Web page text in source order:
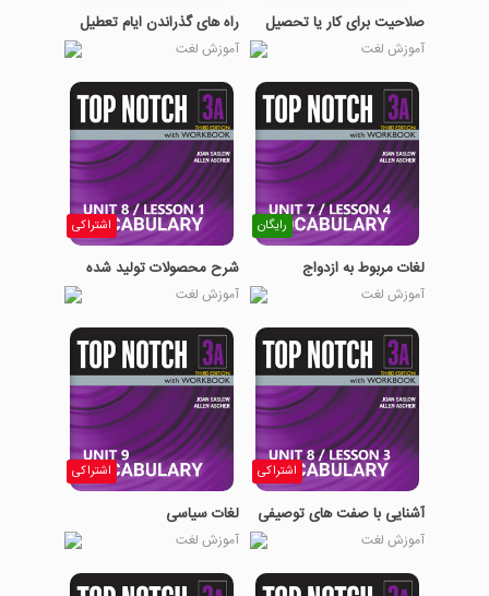
صلاحیت برای کار یا تحصیل
آموزش لغت
راه های گذراندن ایام تعطیل
آموزش لغت
رایگان
لغات مربوط به ازدواج
آموزش لغت
اشتراکی
شرح محصولات تولید شده
آموزش لغت
اشتراکی
آشنایی با صفت های توصیفی
آموزش لغت
اشتراکی
لغات سیاسی
آموزش لغت